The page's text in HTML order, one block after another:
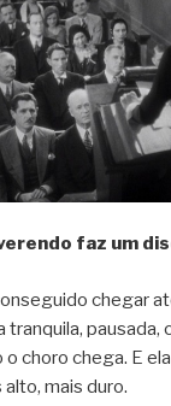
faz um
chegar
tranquila, pausada,
choro chega. E
mais duro.